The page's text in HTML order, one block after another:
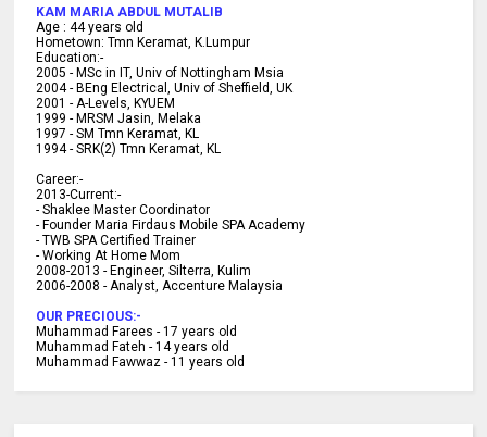
KAM MARIA ABDUL MUTALIB
Age : 44 years old
Hometown: Tmn Keramat, K.Lumpur
Education:-
2005 - MSc in IT, Univ of Nottingham Msia
2004 -BEng Electrical, Univ of Sheffield, UK
2001 - A-Levels, KYUEM
1999 -MRSM Jasin, Melaka
1997 -SM Tmn Keramat, KL
1994 -SRK(2) Tmn Keramat, KL
Career:-
2013-Current:-
- Shaklee Master Coordinator
- Founder Maria Firdaus Mobile SPA Academy
- TWB SPA Certified Trainer
- Working At Home Mom
2008-2013 - Engineer, Silterra, Kulim
2006-2008 - Analyst, Accenture Malaysia
OUR PRECIOUS:-
Muhammad Farees - 17 years old
Muhammad Fateh - 14 years old
Muhammad Fawwaz - 11 years old